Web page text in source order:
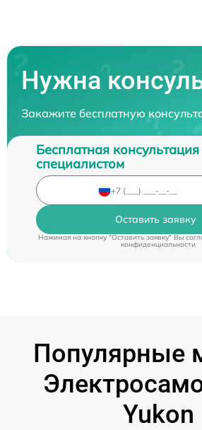
Нужна
Закажите бесплатную
Бесплатная консультация
специалистом
Оставить заявку
Нажимая на кнопку "Оставить заявку" Вы
конфиденциальности
Популярные
Yukon